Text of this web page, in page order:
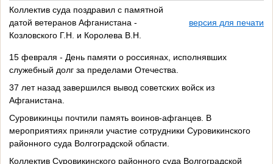
Коллектив суда поздравил с памятной
датой ветеранов Афганистана -
Козловского Г.Н. и Королева В.Н.
версия для печати
15 февраля - День памяти о россиянах, исполнявших
служебный долг за пределами Отечества.
37 лет назад завершился вывод советских войск из
Афганистана.
Суровикинцы почтили память воинов-афганцев. В
мероприятиях приняли участие сотрудники Суровикинского
районного суда Волгоградской области.
Коллектив Суровикинского районного суда Волгоградской